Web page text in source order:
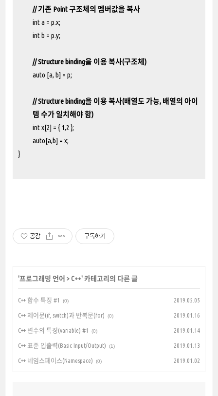
// 기존 Point 구조체의 멤버값을 복사
int a = p.x;
int b = p.y;
// Structure binding을 이용 복사(구조체)
auto [a, b] = p;
// Structure binding을 이용 복사(배열도 가능, 배열의 아이
템 수가 일치해야 함)
int x[2] = { 1,2 };
auto[a,b] = x;
}
공감 구독하기
'프로그래밍 언어 >C++' 카테고리의 다른 글
C++ 함수 특징 #1 (0) 2019.05.05
C++ 제어문(if, switch)과 반복문(for) (0) 2019.01.16
C++ 변수의 특징(variable) #1 (0) 2019.01.14
C++ 표준 입출력(Basic Input/Output) (1) 2019.01.13
C++ 네임스페이스(Namespace) (0) 2019.01.02